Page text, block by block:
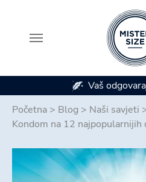
Skip to main content
Početna > Blog > Naši savjeti
Kondom na 12 najpopularnijih